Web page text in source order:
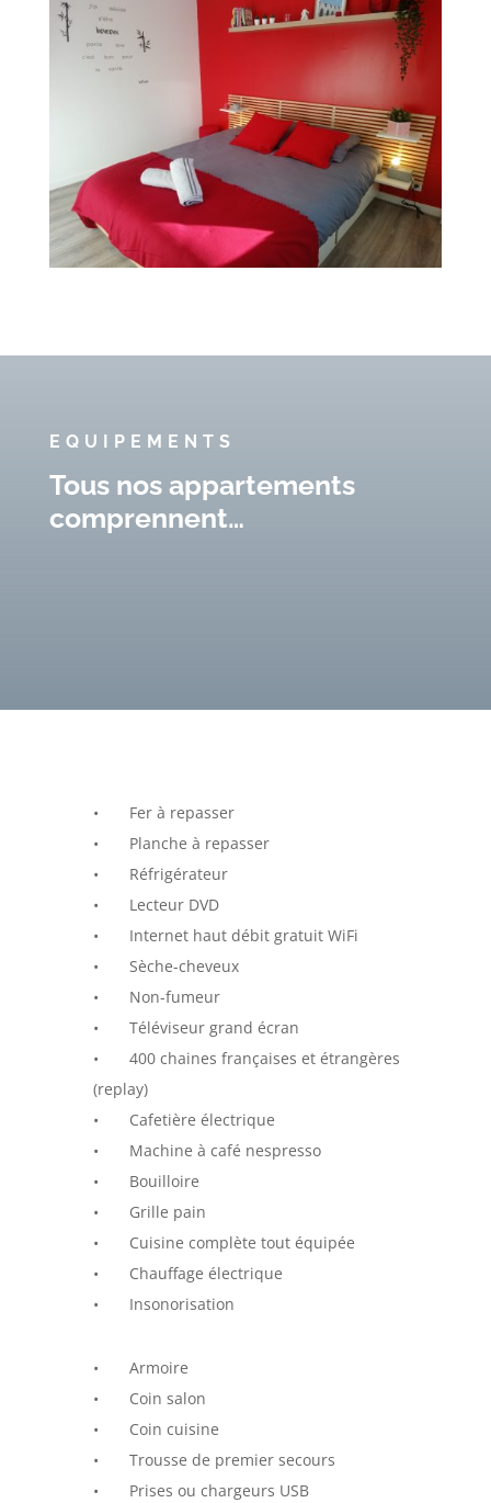
EQUIPEMENTS
Tous nos appartements
comprennent…
• Fer à repasser
• Planche à repasser
• Réfrigérateur
• Lecteur DVD
• Internet haut débit gratuit WiFi
• Sèche-cheveux
• Non-fumeur
• Téléviseur grand écran
• 400 chaines françaises et étrangères
(replay)
• Cafetière électrique
• Machine à café nespresso
• Bouilloire
• Grille pain
• Cuisine complète tout équipée
• Chauffage électrique
• Insonorisation
• Armoire
• Coin salon
• Coin cuisine
• Trousse de premier secours
• Prises ou chargeurs USB